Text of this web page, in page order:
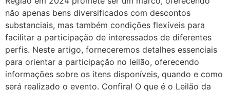
não apenas bens diversificados com descontos
substanciais, mas também condições flexíveis para
facilitar a participação de interessados de diferentes
perfis. Neste artigo, forneceremos detalhes essenciais
para orientar a participação no leilão, oferecendo
informações sobre os itens disponíveis, quando e como
será realizado o evento. Confira! O que é o Leilão da